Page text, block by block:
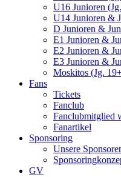
U16 Junioren
U14 Junioren &
D Junioren &
E1 Junioren &
E2 Junioren &
E3 Junioren &
Moskitos (Jg.
Fans
Tickets
Fanclub
Fanclubmitglied
Fanartikel
Sponsoring
Unsere
GV